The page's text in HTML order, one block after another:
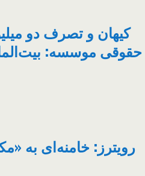
کیهان و تصرف دو
حقوقی موسسه:
رویترز: خامنه‌ای به